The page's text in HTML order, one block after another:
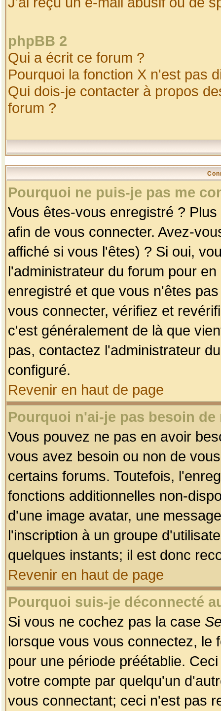
phpBB 2
Qui a écrit ce forum ?
Pourquoi la fonction X n'est pas
Qui dois-je contacter à propos
forum ?
Pourquoi ne puis-je pas me
Vous êtes-vous enregistré ?
afin de vous connecter. Avez-
affiché si vous l'êtes) ? Si oui,
l'administrateur du forum pour
enregistré et que vous n'êtes
vous connecter, vérifiez et
c'est généralement de là que
pas, contactez l'administrateur
configuré.
Revenir en haut de page
Pourquoi n'ai-je pas besoin
Vous pouvez ne pas en avoir
vous avez besoin ou non de
certains forums. Toutefois,
fonctions additionnelles non-
d'une image avatar, une
l'inscription à un groupe
quelques instants; il est donc
Revenir en haut de page
Pourquoi suis-je déconnecté
Si vous ne cochez pas la case
lorsque vous vous connectez, le
pour une période préétablie.
votre compte par quelqu'un
vous connectant; ceci n'est pas